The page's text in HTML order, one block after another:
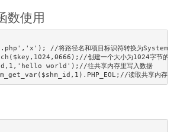
数使用
//将路径名和项目标识符转换为System V
创建一个大小为1024字节的共享内
world');//往共享内存里写入数据
读取共享内存里